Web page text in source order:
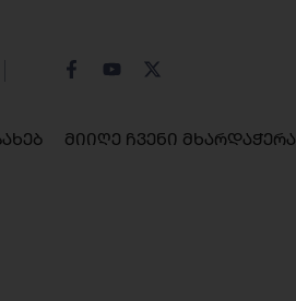
მიიღე ჩვენი მხარდაჭერა